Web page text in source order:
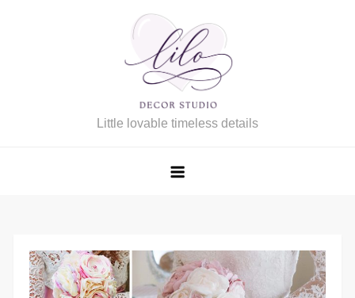
Little lovable timeless details